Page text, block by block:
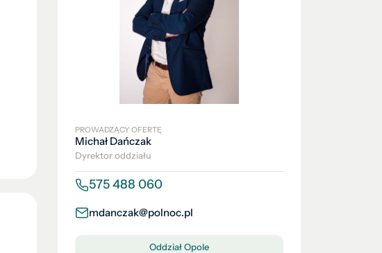
PROWADZĄCY OFERTĘ
Michał Dańczak
Dyrektor oddziału
575 488 060
mdanczak@polnoc.pl
Oddział Opole